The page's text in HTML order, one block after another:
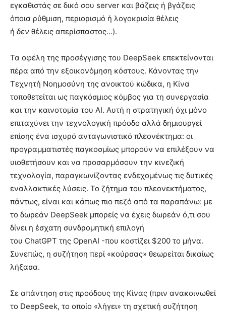
εγκαθιστάς σε δικό σου server και βάζεις ή βγάζεις
όποια ρύθμιση, περιορισμό ή λογοκρισία θέλεις
ή δεν θέλεις απερίσπαστος…).
Τα οφέλη της προσέγγισης του DeepSeek επεκτείνονται
πέρα από την εξοικονόμηση κόστους. Κάνοντας την
Τεχνητή Νοημοσύνη της ανοικτού κώδικα, η Κίνα
τοποθετείται ως παγκόσμιος κόμβος για τη συνεργασία
και την καινοτομία του ΑΙ. Αυτή η στρατηγική όχι μόνο
επιταχύνει την τεχνολογική πρόοδο αλλά δημιουργεί
επίσης ένα ισχυρό ανταγωνιστικό πλεονέκτημα: οι
προγραμματιστές παγκοσμίως μπορούν να επιλέξουν να
υιοθετήσουν και να προσαρμόσουν την κινεζική
τεχνολογία, παραγκωνίζοντας ενδεχομένως τις δυτικές
εναλλακτικές λύσεις. Το ζήτημα του πλεονεκτήματος,
πάντως, είναι και κάπως πιο πεζό από τα παραπάνω: με
το δωρεάν DeepSeek μπορείς να έχεις δωρεάν ό,τι σου
δίνει η έσχατη συνδρομητική επιλογή
του ChatGPT της OpenAI -που κοστίζει $200 το μήνα.
Συνεπώς, η συζήτηση περί «κούρσας» θεωρείται δικαίως
λήξασα.
Σε απάντηση στις προόδους της Κίνας (πριν ανακοινωθεί
το DeepSeek, το οποίο «λήγει» τη σχετική συζήτηση